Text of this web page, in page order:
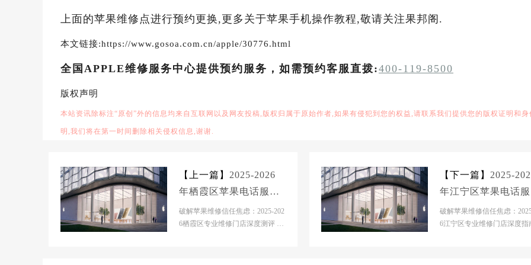
上面的苹果维修点进行预约更换,更多关于苹果手机操作教程,敬请关注果邦阁.
本文链接:https://www.gosoa.com.cn/apple/30776.html
全国APPLE维修服务中心提供预约服务，如需预约客服直拨:400-119-8500
版权声明
本站资讯除标注“原创”外的信息均来自互联网以及网友投稿,版权归属于原始作者,如果有侵犯到您的权益,请联系我们提供您的版权证明和身
明,我们将在第一时间删除相关侵权信息,谢谢.
【上一篇】 2025-2026
年栖霞区苹果电话服务
维修电话推荐：苹果手
机电脑手表平板专业维
破解苹果维修信任焦虑：2025-202
6栖霞区专业维修门店深度测评 市
【下一篇】 2025-
年江宁区苹果电话
维修电话推荐：苹
机电脑手表平板专
破解苹果维修信任焦虑：
6江宁区专业维修门店深度指